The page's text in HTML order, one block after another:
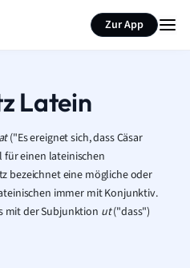
Zur App
Latein
("Es ereignet sich, dass Cäsar
für einen lateinischen
bezeichnet eine mögliche oder
immer mit Konjunktiv.
mit der Subjunktion ut("dass")
Seite zusammenfassen